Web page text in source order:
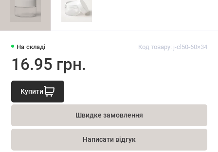
На складі Код товару: j-cl50-60×34
16.95 грн.
Купити
Швидке замовлення
Написати відгук